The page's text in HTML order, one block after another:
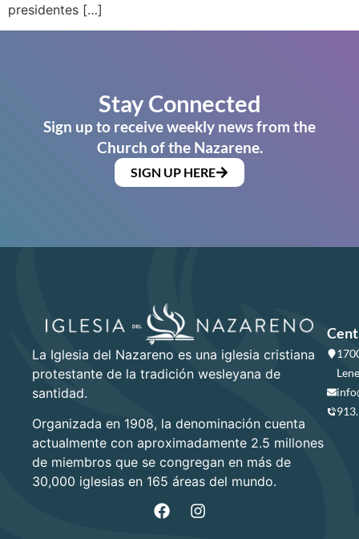
presidentes […]
Stay Connected
Sign up to receive weekly news from the
Church of the Nazarene.
SIGN UP HERE
La Iglesia del Nazareno es una iglesia cristiana
protestante de la tradición wesleyana de
santidad.
Organizada en 1908, la denominación cuenta
actualmente con aproximadamente 2.5 millones
de miembros que se congregan en más de
30,000 iglesias en 165 áreas del mundo.